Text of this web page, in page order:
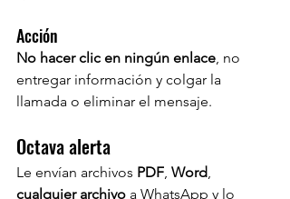
Acción
No hacer clic en ningún enlace, no
entregar información y colgar la
llamada o eliminar el mensaje.
Octava alerta
Le envían archivos PDF, Word,
cualquier archivo a WhatsApp y lo